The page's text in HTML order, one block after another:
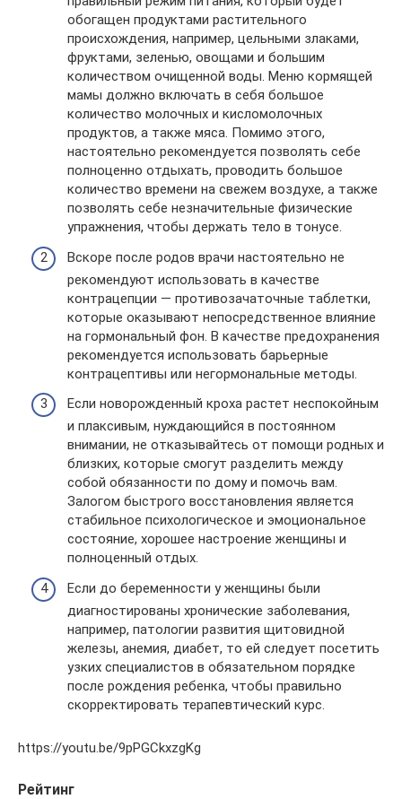
обогащен продуктами растительного
происхождения, например, цельными злаками,
фруктами, зеленью, овощами и большим
количеством очищенной воды. Меню кормящей
мамы должно включать в себя большое
количество молочных и кисломолочных
продуктов, а также мяса. Помимо этого,
настоятельно рекомендуется позволять себе
полноценно отдыхать, проводить большое
количество времени на свежем воздухе, а также
позволять себе незначительные физические
упражнения, чтобы держать тело в тонусе.
Вскоре после родов врачи настоятельно не
рекомендуют использовать в качестве
контрацепции — противозачаточные таблетки,
которые оказывают непосредственное влияние
на гормональный фон. В качестве предохранения
рекомендуется использовать барьерные
контрацептивы или негормональные методы.
Если новорожденный кроха растет неспокойным
и плаксивым, нуждающийся в постоянном
внимании, не отказывайтесь от помощи родных и
близких, которые смогут разделить между
собой обязанности по дому и помочь вам.
Залогом быстрого восстановления является
стабильное психологическое и эмоциональное
состояние, хорошее настроение женщины и
полноценный отдых.
Если до беременности у женщины были
диагностированы хронические заболевания,
например, патологии развития щитовидной
железы, анемия, диабет, то ей следует посетить
узких специалистов в обязательном порядке
после рождения ребенка, чтобы правильно
скорректировать терапевтический курс.
https://youtu.be/9pPGCkxzgKg
Рейтинг